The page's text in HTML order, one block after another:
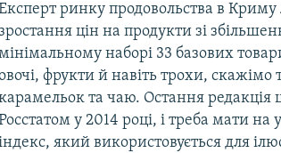
ринку продовольства в Криму
цін на продукти зі
наборі 33 базових
фрукти й навіть трохи, скажімо
та чаю. Остання редакція
у 2014 році, і треба мати
який використовується для